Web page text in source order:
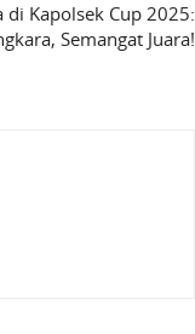
di Kapolsek Cup 2025:
Semangat Juara!